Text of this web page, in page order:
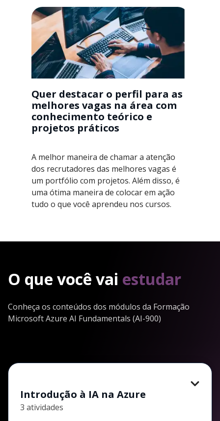
Quer destacar o perfil para as
melhores vagas na área com
conhecimento teórico e
projetos práticos
A melhor maneira de chamar a atenção
dos recrutadores das melhores vagas é
um portfólio com projetos. Além disso, é
uma ótima maneira de colocar em ação
tudo o que você aprendeu nos cursos.
O que você vai estudar
Conheça os conteúdos dos módulos da Formação
Microsoft Azure AI Fundamentals (AI-900)
Introdução à IA na Azure
3 atividades